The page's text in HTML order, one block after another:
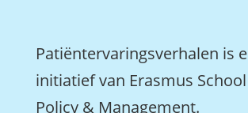
Patiëntervaringsverhalen is
initiatief van Erasmus
Policy & Management.